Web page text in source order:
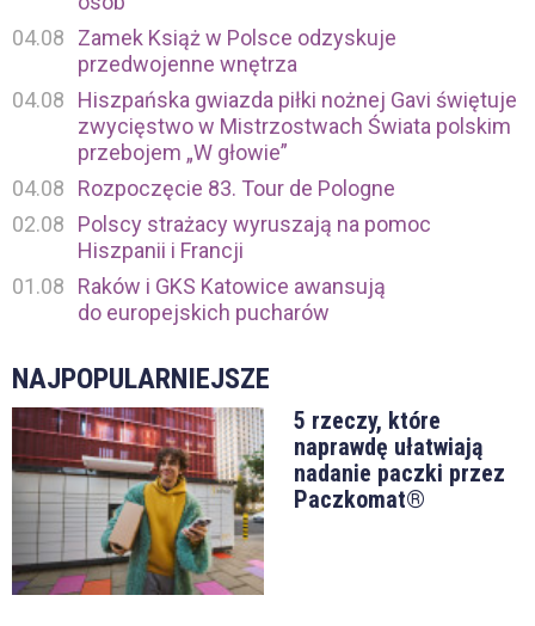
04.08
Zamek Książ w Polsce odzyskuje
przedwojenne wnętrza
04.08
Hiszpańska gwiazda piłki nożnej Gavi świętuje
zwycięstwo w Mistrzostwach Świata polskim
przebojem „W głowie”
04.08
Rozpoczęcie 83. Tour de Pologne
02.08
Polscy strażacy wyruszają na pomoc
Hiszpanii i Francji
01.08
Raków i GKS Katowice awansują
do europejskich pucharów
NAJPOPULARNIEJSZE
5 rzeczy, które
naprawdę ułatwiają
nadanie paczki przez
Paczkomat®